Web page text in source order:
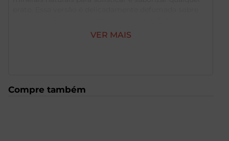
Reconhecido por sua forma, textura, coloração e
leveza, tornou-se o sal oficial da família real inglesa e o
VER MAIS
Compre também